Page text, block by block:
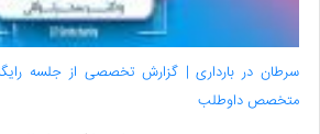
سرطان در بارداری | گزارش تخصصی از جلسه
متخصص داوطلب